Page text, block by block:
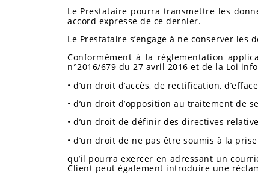
Le Prestataire pourra transmettre les
accord expresse de ce dernier.
Le Prestataire s’engage à ne conserver
Conformément à la règlementation
n°2016/679 du 27 avril 2016 et de la Loi
• d’un droit d’accès, de rectification,
• d’un droit d’opposition au traitement de
• d’un droit de définir des directives
• d’un droit de ne pas être soumis à la
qu’il pourra exercer en adressant un
Client peut également introduire une